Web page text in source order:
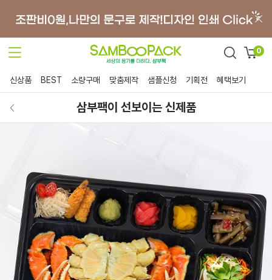
0
신상품 BEST 소량구매 맞춤제작 샘플신청 기획전 혜택보기
삼부팩이 선보이는 신제품